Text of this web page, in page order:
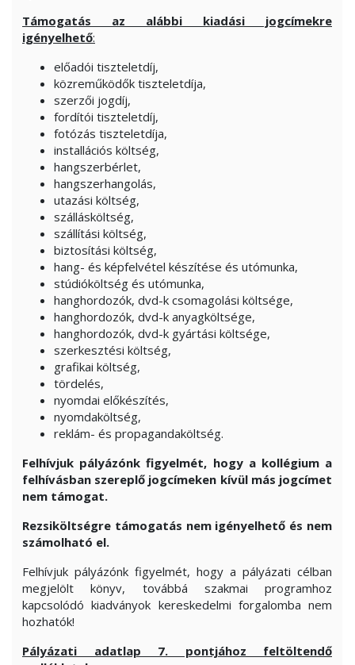
Támogatás az alábbi kiadási jogcímekre
igényelhető:
előadói tiszteletdíj,
közreműködők tiszteletdíja,
szerzői jogdíj,
fordítói tiszteletdíj,
fotózás tiszteletdíja,
installációs költség,
hangszerbérlet,
hangszerhangolás,
utazási költség,
szállásköltség,
szállítási költség,
biztosítási költség,
hang- és képfelvétel készítése és utómunka,
stúdióköltség és utómunka,
hanghordozók, dvd-k csomagolási költsége,
hanghordozók, dvd-k anyagköltsége,
hanghordozók, dvd-k gyártási költsége,
szerkesztési költség,
grafikai költség,
tördelés,
nyomdai előkészítés,
nyomdaköltség,
reklám- és propagandaköltség.
Felhívjuk pályázónk figyelmét, hogy a kollégium a
felhívásban szereplő jogcímeken kívül más jogcímet
nem támogat.
Rezsiköltségre támogatás nem igényelhető és nem
számolható el.
Felhívjuk pályázónk figyelmét, hogy a pályázati célban
megjelölt könyv, továbbá szakmai programhoz
kapcsolódó kiadványok kereskedelmi forgalomba nem
hozhatók!
Pályázati adatlap 7. pontjához feltöltendő